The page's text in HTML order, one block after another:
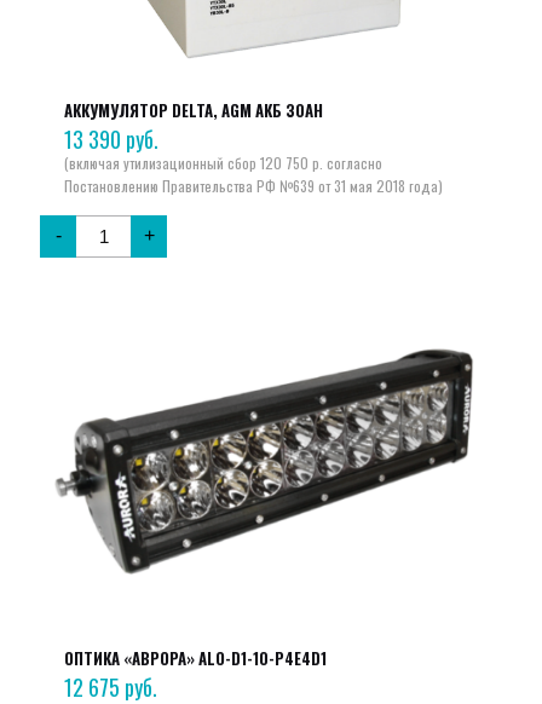
АККУМУЛЯТОР DELTA, AGM АКБ 30AH
13 390 руб.
- +
ОПТИКА «АВРОРА» ALO-D1-10-P4E4D1
12 675 руб.